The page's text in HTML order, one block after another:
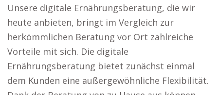
Unsere digitale Ernährungsberatung, die wir
heute anbieten, bringt im Vergleich zur
herkömmlichen Beratung vor Ort zahlreiche
Vorteile mit sich. Die digitale
Ernährungsberatung bietet zunächst einmal
dem Kunden eine außergewöhnliche Flexibilität.